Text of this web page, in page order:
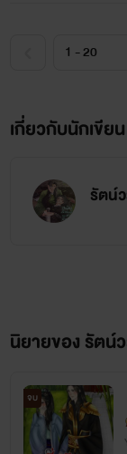
เกี่ยวกับนักเขียน
จบ